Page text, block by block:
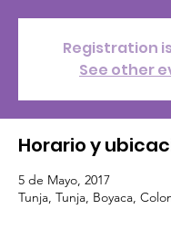
Registration
See other
Horario y
5 de Mayo, 2017
Tunja, Tunja, Boyaca,